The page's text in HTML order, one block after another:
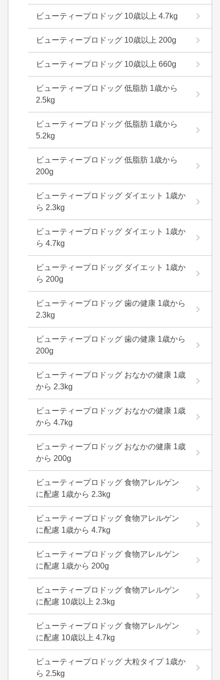
ビューティープロドッグ 10歳以上 4.7kg
ビューティープロドッグ 10歳以上 200g
ビューティープロドッグ 10歳以上 660g
ビューティープロドッグ 低脂肪 1歳から
2.5kg
ビューティープロドッグ 低脂肪 1歳から
5.2kg
ビューティープロドッグ 低脂肪 1歳から
200g
ビューティープロドッグ ダイエット 1歳か
ら 2.3kg
ビューティープロドッグ ダイエット 1歳か
ら 4.7kg
ビューティープロドッグ ダイエット 1歳か
ら 200g
ビューティープロドッグ 歯の健康 1歳から
2.3kg
ビューティープロドッグ 歯の健康 1歳から
200g
ビューティープロドッグ おなかの健康 1歳
から 2.3kg
ビューティープロドッグ おなかの健康 1歳
から 4.7kg
ビューティープロドッグ おなかの健康 1歳
から 200g
ビューティープロドッグ 食物アレルゲン
に配慮 1歳から 2.3kg
ビューティープロドッグ 食物アレルゲン
に配慮 1歳から 4.7kg
ビューティープロドッグ 食物アレルゲン
に配慮 1歳から 200g
ビューティープロドッグ 食物アレルゲン
に配慮 10歳以上 2.3kg
ビューティープロドッグ 食物アレルゲン
に配慮 10歳以上 4.7kg
ビューティープロドッグ 大粒タイプ 1歳か
ら 2.5kg